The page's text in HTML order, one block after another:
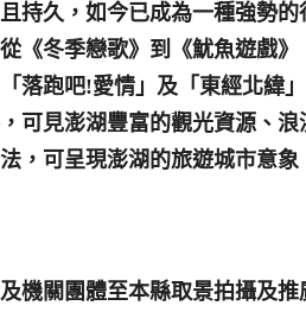
持久，如今已成為一種強勢
《冬季戀歌》到《魷魚遊戲
落跑吧!愛情」及「東經北緯
可見澎湖豐富的觀光資源、
，可呈現澎湖的旅遊城市意
機關團體至本縣取景拍攝及